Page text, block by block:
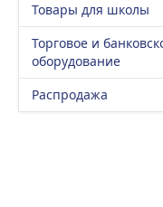
Товары для школы
Торговое и
оборудование
Распродажа